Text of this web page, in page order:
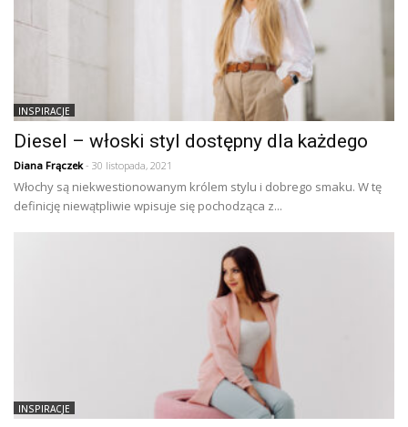
INSPIRACJE
Diesel – włoski styl dostępny dla każdego
Diana Frączek- 30 listopada, 2021
Włochy są niekwestionowanym królem stylu i dobrego smaku. W tę
definicję niewątpliwie wpisuje się pochodząca z...
INSPIRACJE